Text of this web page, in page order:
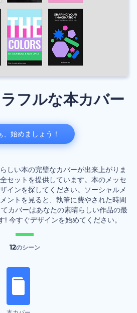
フルな本カバー
しい本の完璧なカバーが出来上がりま
セットを提供しています。本のメッセ
インを探してください。ソーシャルメ
ントを見ると、執筆に費やされた時間
カバーはあなたの素晴らしい作品の最
! 今すぐデザインを始めてください。
12のシーン
、始めましょう！